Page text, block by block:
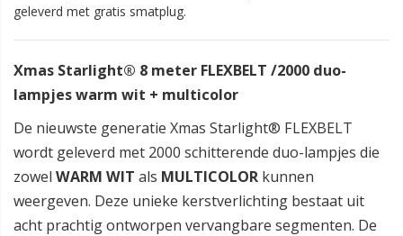
geleverd met gratis smatplug.
Xmas Starlight® 8 meter FLEXBELT /2000 duo-
lampjes warm wit + multicolor
De nieuwste generatie Xmas Starlight® FLEXBELT
wordt geleverd met 2000 schitterende duo-lampjes die
zowel WARM WIT als MULTICOLOR kunnen
weergeven. Deze unieke kerstverlichting bestaat uit
acht prachtig ontworpen vervangbare segmenten. De